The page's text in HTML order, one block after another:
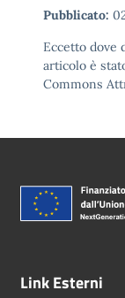
Pubblicato:
Eccetto dove
articolo è
Commons
Link Esterni